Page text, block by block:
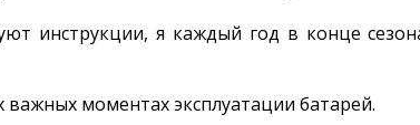
инструкции, я каждый год в конце
моментах эксплуатации батарей.